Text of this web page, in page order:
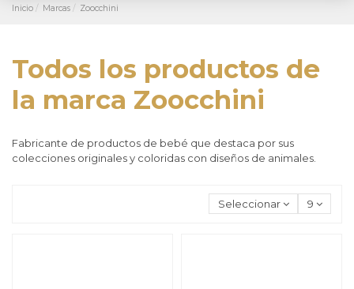
Inicio Marcas Zoocchini
Todos los productos de
la marca Zoocchini
Fabricante de productos de bebé que destaca por sus
colecciones originales y coloridas con diseños de animales.
Seleccionar 9